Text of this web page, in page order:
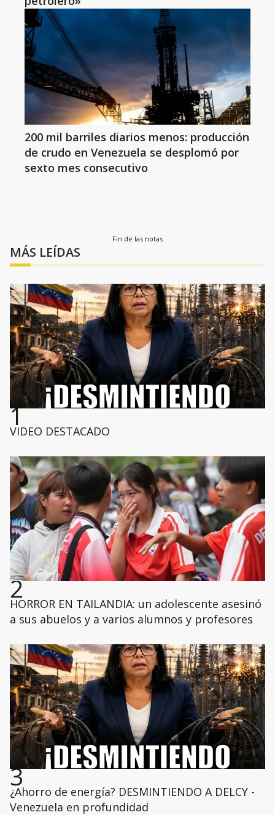
200 mil barriles diarios menos: producción
de crudo en Venezuela se desplomó por
sexto mes consecutivo
Fin de las notas
MÁS LEÍDAS
1
VIDEO DESTACADO
2
HORROR EN TAILANDIA: un adolescente asesinó
a sus abuelos y a varios alumnos y profesores
3
¿Ahorro de energía? DESMINTIENDO A DELCY -
Venezuela en profundidad